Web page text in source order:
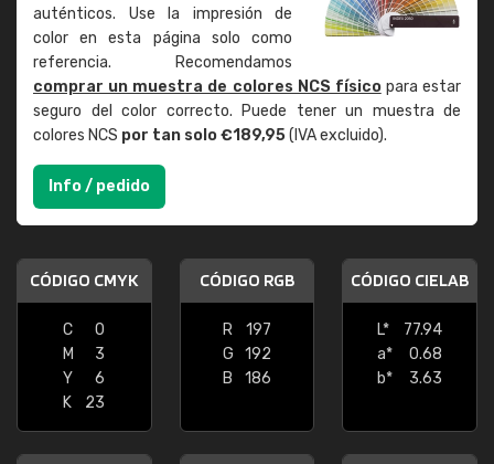
auténticos. Use la impresión de
color en esta página solo como
referencia. Recomendamos
comprar un muestra de colores NCS físicopara estar
seguro del color correcto. Puede tener un muestra de
colores NCS por tan solo €189,95(IVA excluido).
Info / pedido
CÓDIGO CMYK
C
0
M
3
Y
6
K
23
CÓDIGO RGB
R
197
G
192
B
186
CÓDIGO CIELAB
L*
77.94
a*
0.68
b*
3.63